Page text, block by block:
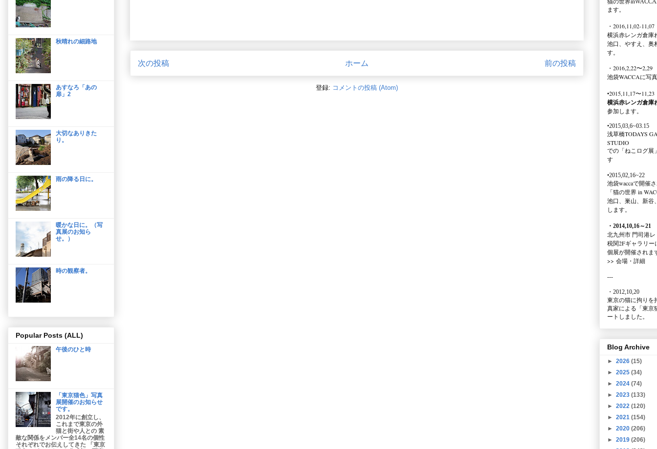
次の投稿 前の投稿
ホーム
登録: コメントの投稿 (Atom)
秋晴れの細路地
あすなろ「あの
扉」2
大切なありきた
り。
雨の降る日に。
暖かな日に。（写
真展のお知ら
せ。）
時の観察者。
Popular Posts (ALL)
午後のひと時
「東京猫色」写真
展開催のお知らせ
です。
2012年に創立し、
これまで東京の外
猫と街や人との 素
敵な関係をメンバー全14名の個性
それぞれでお伝えしてきた 「東京
ます。
・2016,11,02-11,07
横浜赤レンガ倉庫
池口、やすえ、奥
す。
・2016,2,22〜2,29
池袋WACCAに写
•2015,11,17〜11,23
横浜赤レンガ倉庫
参加します。
•2015,03,6~03.15
浅草橋TODAYS
STUDIO
での 「ねこログ展
す
•2015,02,16~22
池袋waccaで開催
「猫の世界 in
池口、巣山、新谷
します。
・2014,10,16～21
北九州市 門司港
税関2Fギャラリー
個展が開催されま
>> 会場・詳細
---
・2012,10,20
東京の猫に拘りを
真家による 「東
ートしました。
Blog Archive
► 2026 (15)
► 2025 (34)
► 2024 (74)
► 2023 (133)
► 2022 (120)
► 2021 (154)
► 2020 (206)
► 2019 (206)